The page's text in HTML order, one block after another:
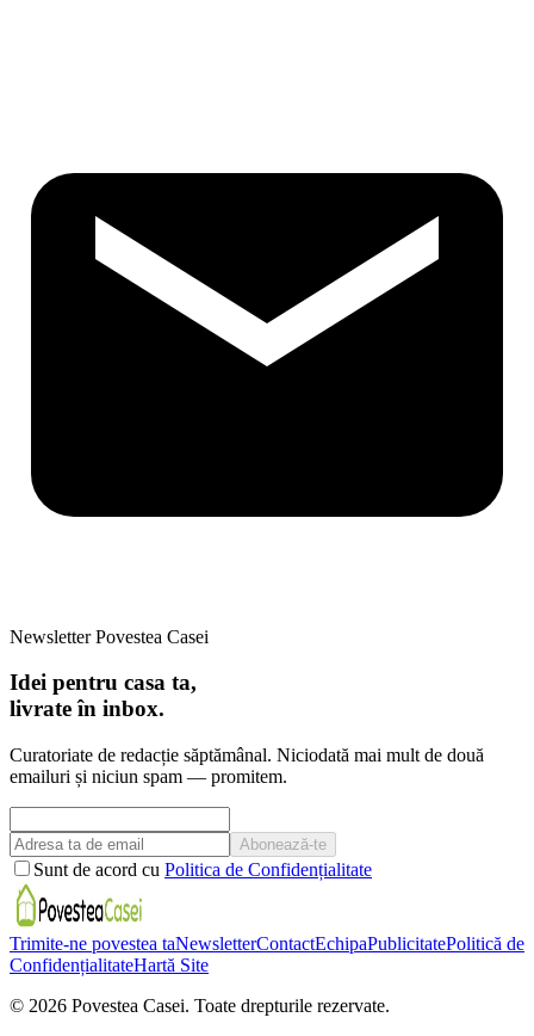
Newsletter Povestea Casei
Idei pentru casa ta,
livrate în inbox.
Curatoriate de redacție săptămânal. Niciodată mai mult de două
emailuri și niciun spam — promitem.
Abonează-te
Sunt de acord cu Politica de Confidențialitate
Trimite-ne povestea taNewsletterContactEchipaPublicitatePolitică de
ConfidențialitateHartă Site
© 2026 Povestea Casei. Toate drepturile rezervate.